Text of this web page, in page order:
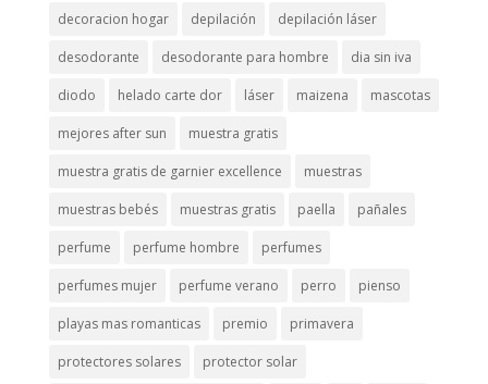
decoracion hogar depilación depilación láser
desodorante desodorante para hombre dia sin iva
diodo helado carte dor láser maizena mascotas
mejores after sun muestra gratis
muestra gratis de garnier excellence muestras
muestras bebés muestras gratis paella pañales
perfume perfume hombre perfumes
perfumes mujer perfume verano perro pienso
playas mas romanticas premio primavera
protectores solares protector solar